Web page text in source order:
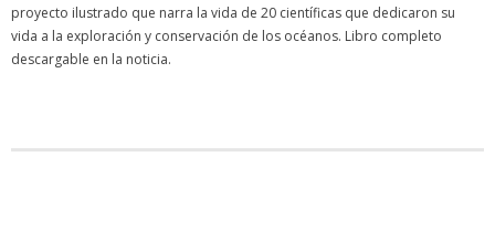
proyecto ilustrado que narra la vida de 20 científicas que dedicaron su
vida a la exploración y conservación de los océanos. Libro completo
descargable en la noticia.